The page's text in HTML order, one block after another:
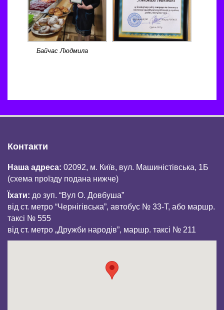
Байчас Людмила
Контакти
Наша адреса: 02092, м. Київ, вул. Машиністівська, 1Б
(схема проїзду подана нижче)
Їхати: до зуп. “Вул О. Довбуша”
від ст. метро “Чернігівська”, автобус № 33-Т, або маршр.
таксі № 555
від ст. метро „Дружби народів”, маршр. таксі № 211